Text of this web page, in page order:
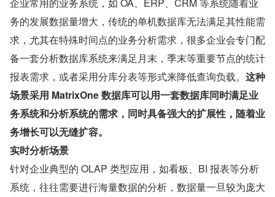
务的发展数据量增大，传统的单机数据库无法满足其性能需
求，尤其在特殊时间点的业务分析需求，很多企业会专门配
备一套分析数据库系统来满足月末，季末等重要节点的统计
报表需求，或者采用分库分表等形式来降低查询负载。 这种
场景采用 MatrixOne 数据库可以用一套数据库同时满足业
务系统和分析系统的需求，同时具备强大的扩展性，随着业
务增长可以无缝扩容。
实时分析场景
针对企业典型的 OLAP 类型应用，如看板、BI 报表等分析
系统，往往需要进行海量数据的分析，数据量一旦较为庞大